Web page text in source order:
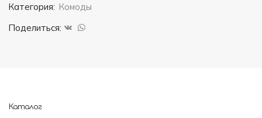
Авиньон
4
Категория: Комоды
Поделиться:
Каталог